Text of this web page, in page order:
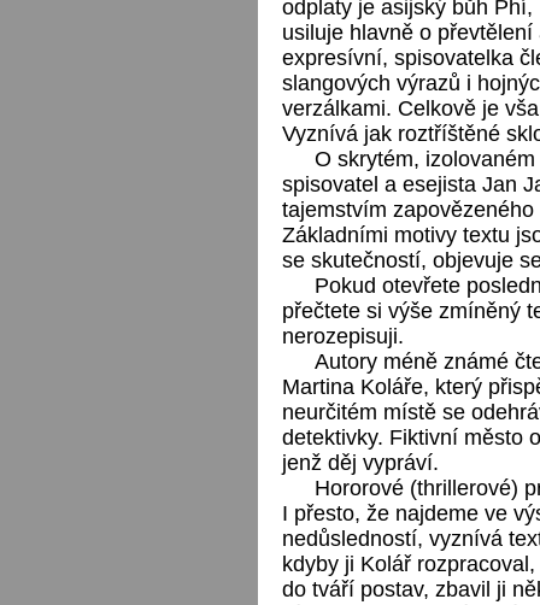
odplaty je asijský bůh
usiluje hlavně o
expresívní, spisovatelka
slangových výrazů i
verzálkami. Celkově je
Vyznívá jak roztříštěné
O skrytém,
spisovatel a esejista Jan
tajemstvím
Základními motivy textu
se skutečností, objevuje
Pokud otevřete
přečtete si výše zmíněný
nerozepisuji.
Autory méně známé
Martina Koláře, který
neurčitém místě se
detektivky. Fiktivní město
jenž děj vypráví.
Hororové (thrillerové)
I přesto, že najdeme ve
nedůsledností, vyznívá
kdyby ji Kolář
do tváří postav, zbavil ji